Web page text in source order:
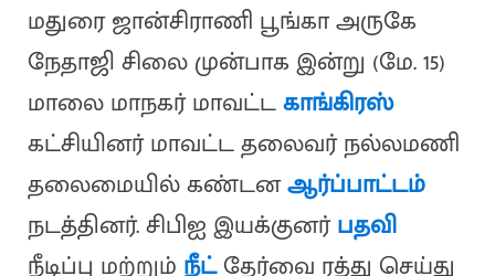
மதுரை ஜான்சிராணி பூங்கா அருகே
நேதாஜி சிலை முன்பாக இன்று (மே. 15)
மாலை மாநகர் மாவட்டகாங்கிரஸ்
கட்சியினர் மாவட்ட தலைவர் நல்லமணி
தலைமையில் கண்டனஆர்ப்பாட்டம்
நடத்தினர். சிபிஐ இயக்குனர்பதவி
நீடிப்பு மற்றும்நீட்தேர்வை ரத்து செய்து